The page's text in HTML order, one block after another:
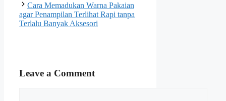
Cara Memadukan Warna Pakaian
agar Penampilan Terlihat Rapi tanpa
Terlalu Banyak Aksesori
Leave a Comment